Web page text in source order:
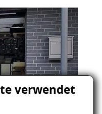
verwendet